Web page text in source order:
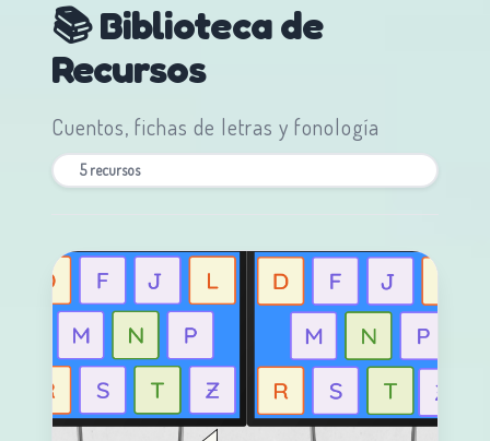
📚 Biblioteca de
Recursos
Cuentos, fichas de letras y fonología
5 recursos